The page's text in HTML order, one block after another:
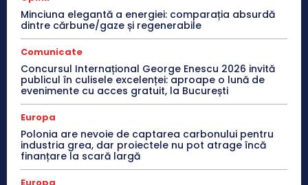
Minciuna elegantă a energiei: comparația absurdă
dintre cărbune/gaze și regenerabile
Comunicate
Concursul Internațional George Enescu 2026 invită
publicul în culisele excelenței: aproape o lună de
evenimente cu acces gratuit, la București
Europa
Polonia are nevoie de captarea carbonului pentru
industria grea, dar proiectele nu pot atrage încă
finanțare la scară largă